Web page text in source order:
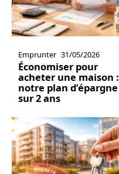
Emprunter 31/05/2026
Économiser pour
acheter une maison :
notre plan d’épargne
sur 2 ans